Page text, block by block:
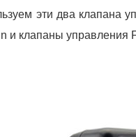
эти два клапана
и клапаны управления